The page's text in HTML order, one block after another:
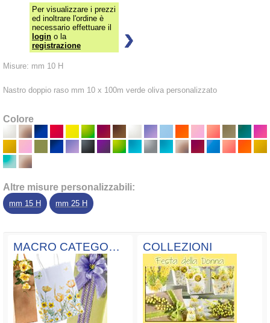
Per visualizzare i prezzi
ed inoltrare l'ordine è
necessario effettuare il
login o la
registrazione
Misure: mm 10 H
Nastro doppio raso mm 10 x 100m verde oliva personalizzato
Colore
Altre misure personalizzabili:
mm 15 H mm 25 H
MACRO CATEGORIE COLLEZIONI